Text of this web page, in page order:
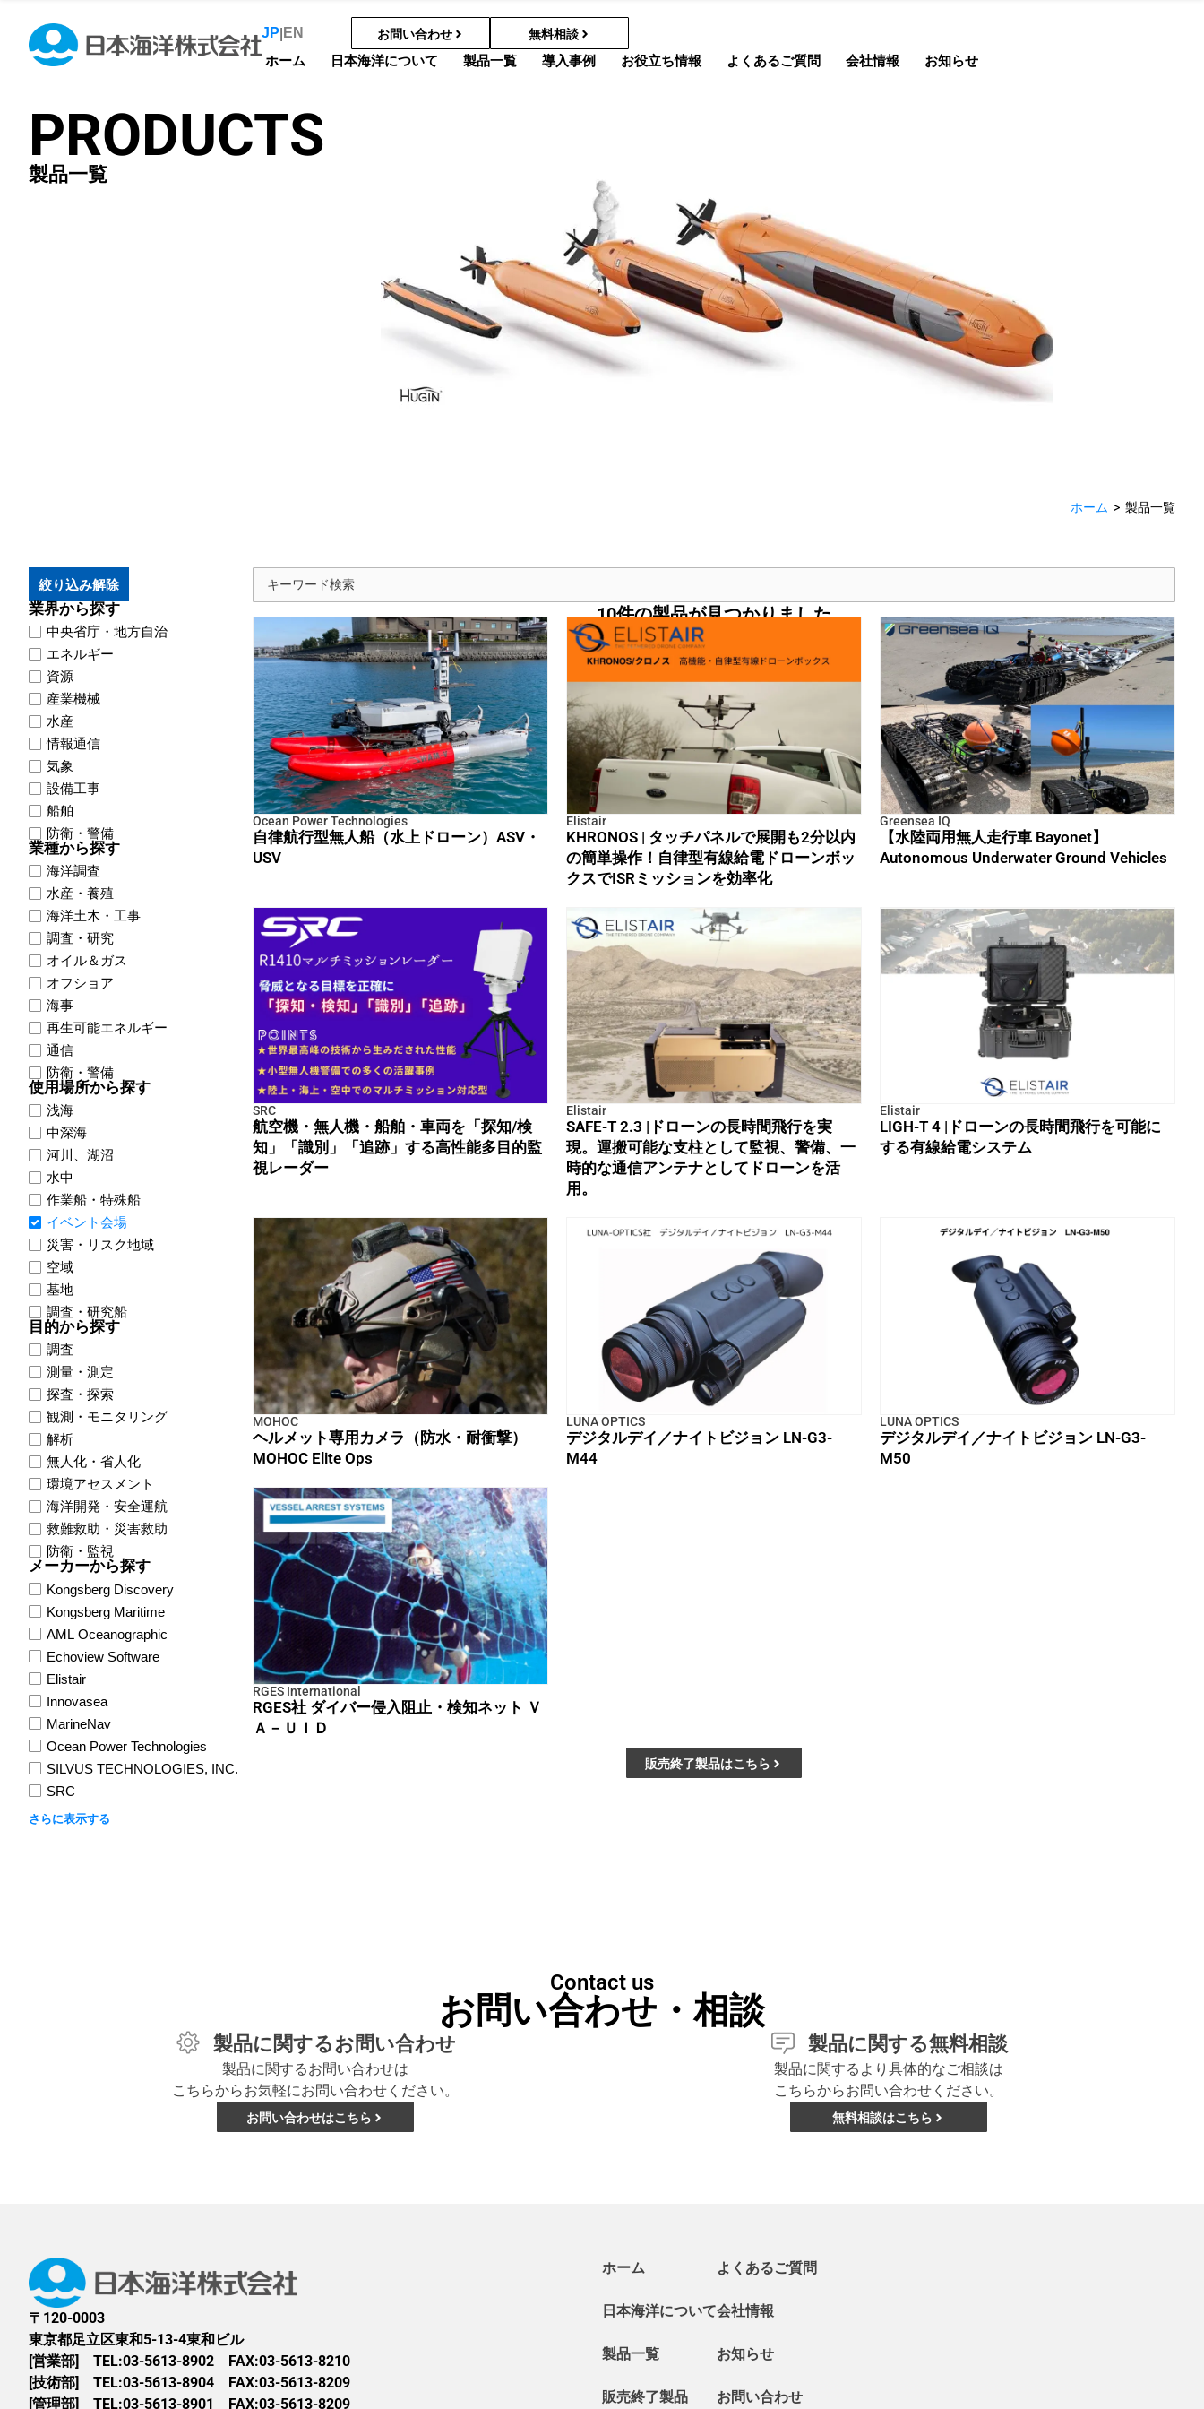
JP EN お問い合わせ 無料相談
ホーム 日本海洋について 製品一覧 導入事例 お役立ち情報 よくあるご質問 会社情報 お知らせ
PRODUCTS
製品一覧
ホーム > 製品一覧
絞り込み解除
業界から探す
中央省庁・地方自治
エネルギー
資源
産業機械
水産
情報通信
気象
設備工事
船舶
防衛・警備
業種から探す
海洋調査
水産・養殖
海洋土木・工事
調査・研究
オイル＆ガス
オフショア
海事
再生可能エネルギー
通信
防衛・警備
使用場所から探す
浅海
中深海
河川、湖沼
水中
作業船・特殊船
イベント会場
災害・リスク地域
空域
基地
調査・研究船
目的から探す
調査
測量・測定
探査・探索
観測・モニタリング
解析
無人化・省人化
環境アセスメント
海洋開発・安全運航
救難救助・災害救助
防衛・監視
メーカーから探す
Kongsberg Discovery
Kongsberg Maritime
AML Oceanographic
Echoview Software
Elistair
Innovasea
MarineNav
Ocean Power Technologies
SILVUS TECHNOLOGIES, INC.
SRC
さらに表示する
10件の製品が見つかりました
Ocean Power Technologies
自律航行型無人船（水上ドローン）ASV・
USV
Elistair
KHRONOS | タッチパネルで展開も2分以内
の簡単操作！自律型有線給電ドローンボッ
クスでISRミッションを効率化
Greensea IQ
【水陸両用無人走行車 Bayonet】
Autonomous Underwater Ground Vehicles
SRC
航空機・無人機・船舶・車両を「探知/検
知」「識別」「追跡」する高性能多目的監
視レーダー
Elistair
SAFE-T 2.3 |ドローンの長時間飛行を実
現。運搬可能な支柱として監視、警備、一
時的な通信アンテナとしてドローンを活
用。
Elistair
LIGH-T 4 |ドローンの長時間飛行を可能に
する有線給電システム
MOHOC
ヘルメット専用カメラ（防水・耐衝撃）
MOHOC Elite Ops
LUNA OPTICS
デジタルデイ／ナイトビジョン LN-G3-
M44
LUNA OPTICS
デジタルデイ／ナイトビジョン LN-G3-
M50
RGES International
RGES社 ダイバー侵入阻止・検知ネット Ｖ
Ａ－ＵＩＤ
販売終了製品はこちら
Contact us
お問い合わせ・相談
製品に関するお問い合わせ
製品に関するお問い合わせは
こちらからお気軽にお問い合わせください。
お問い合わせはこちら
製品に関する無料相談
製品に関するより具体的なご相談は
こちらからお問い合わせください。
無料相談はこちら
〒120-0003
東京都足立区東和5-13-4東和ビル
[営業部] TEL:03-5613-8902 FAX:03-5613-8210
[技術部] TEL:03-5613-8904 FAX:03-5613-8209
[管理部] TEL:03-5613-8901 FAX:03-5613-8209
ホーム
日本海洋について
製品一覧
販売終了製品
よくあるご質問
会社情報
お知らせ
お問い合わせ